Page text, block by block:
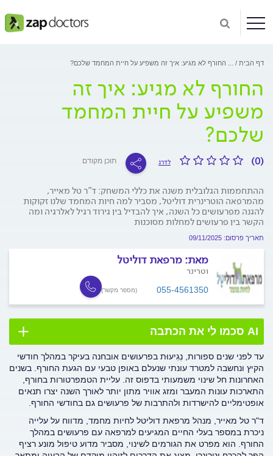
דף הבית החורף לא מגיע: איך זה משפיע על חיית המחמד שלכם?
החורף לא מגיע: איך זה
משפיע על חיית המחמד
שלכם?
(0) לדרג תוכן מקודם
ההתחממות הגלובלית משנה את כללי המשחק: ד"ר טל מאייר,
מהמרפאה הוטרינרית דוליטל, מסביר למה חיות המחמד שלנו זקוקות
להגנה מפרעושים כל השנה, איך להבדיל בין גירוד רגיל לאלרגיה ומה
הקשר בין פרעושים למחלות מסוכנות
תאריך פרסום: 09/11/2025
מאת: מרפאת דוליטל
וטרינר
055-4561350 (מספר מקשר)
AI סכמו לי את הכתבה
עד לפני שנים ספורות, נְגִיעוּת בפרעושים אובחנה בעיקר במהלך חודשי
הקיץ ונחשבה למטרד עונתי שנעלם באופן טבעי עם הגעת החורף. בשנים
האחרונות חל שינוי משמעותי בדפוס זה. עליית הטמפרטורות בחורף,
התארכות עונות המעבר ומזג אוויר מתון יותר לאורך השנה יצרו תנאים
אופטימליים להישרדות ולהתרבות של פרעושים גם בחודשי החורף.
ד"ר טל מאייר, מנהל מרפאת דוליטל לחיות מחמד, מדווח על עלייה
ניכרת במספר בעלי החיים המגיעים למרפאה עם פרעושים במהלך
החורף. הוא מפרט את הגורמים לשינוי, מסביר מדוע טיפול מונע רציף